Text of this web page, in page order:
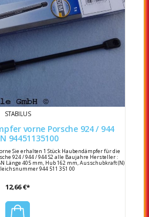
STABILUS
vorne Porsche 924 / 944
1293BN 94451135100
Sie erhalten 1 Stück Haubendämpfer für die
924 / 944 / 944 S2 alle Baujahre Hersteller :
Länge 405 mm, Hub 162 mm, Ausschubkraft (N)
944 511 351 00
12,66 €*